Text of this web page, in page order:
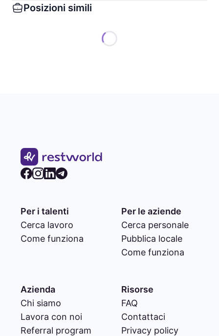
Posizioni simili
Per i talenti
Cerca lavoro
Come funziona
Per le aziende
Cerca personale
Pubblica locale
Come funziona
Azienda
Chi siamo
Lavora con noi
Referral program
Risorse
FAQ
Contattaci
Privacy policy